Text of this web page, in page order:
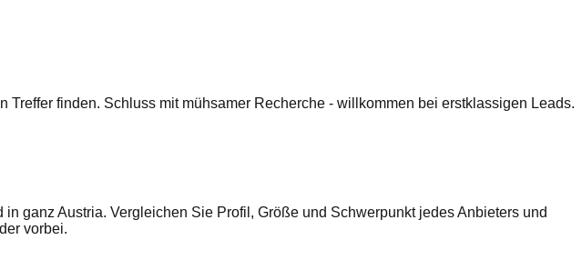
finden. Schluss mit mühsamer Recherche - willkommen bei erstklassigen Leads.
ganz Austria. Vergleichen Sie Profil, Größe und Schwerpunkt jedes Anbieters und
vorbei.